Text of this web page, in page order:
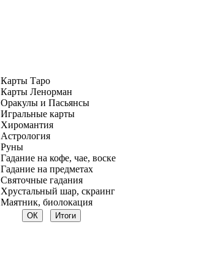
Карты Таро
Карты Ленорман
Оракулы и Пасьянсы
Игральные карты
Хиромантия
Астрология
Руны
Гадание на кофе, чае, воске
Гадание на предметах
Святочные гадания
Хрустальный шар, скраинг
Маятник, биолокация